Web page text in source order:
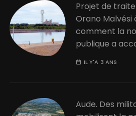
Projet de
Orano Malvési
comment la
publique a
IL Y'A 3 ANS
Aude. Des